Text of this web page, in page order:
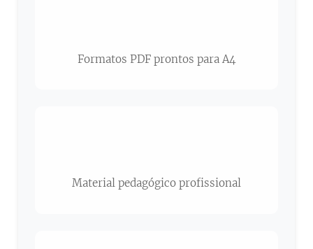
Formatos PDF prontos para A4
Material pedagógico profissional